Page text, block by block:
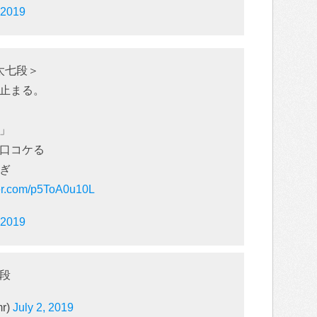
七段＞
まる。
コケる
p5ToA0u10L
July 2, 2019